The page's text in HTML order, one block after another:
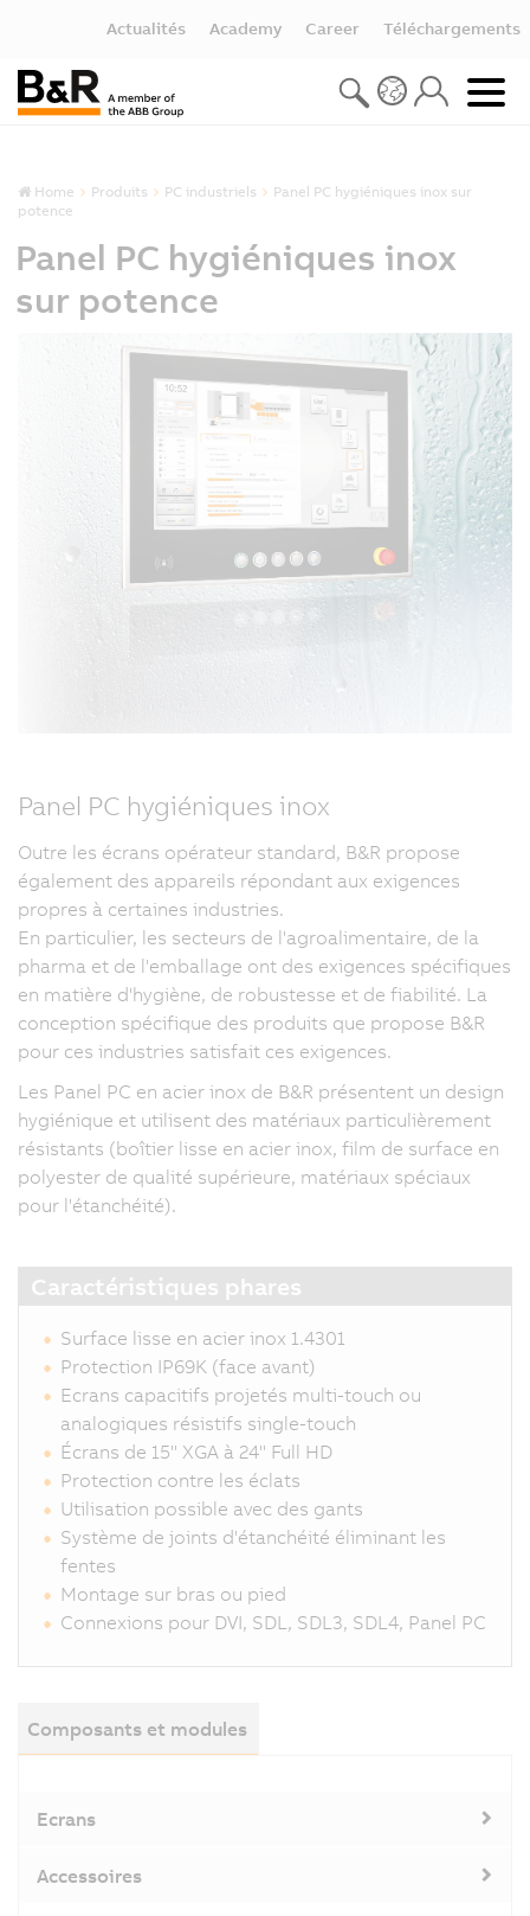
Actualités Academy Career Téléchargements
Home Produits PC industriels
Panel PC hygiéniques inox sur
potence
Panel PC hygiéniques inox
sur potence
Panel PC hygiéniques inox
Outre les écrans opérateur standard, B&R propose
également des appareils répondant aux exigences
propres à certaines industries.
En particulier, les secteurs de l'agroalimentaire, de la
pharma et de l'emballage ont des exigences spécifiques
en matière d'hygiène, de robustesse et de fiabilité. La
conception spécifique des produits que propose B&R
pour ces industries satisfait ces exigences.
Les Panel PC en acier inox de B&R présentent un design
hygiénique et utilisent des matériaux particulièrement
résistants (boîtier lisse en acier inox, film de surface en
polyester de qualité supérieure, matériaux spéciaux
pour l'étanchéité).
Caractéristiques phares
Surface lisse en acier inox 1.4301
Protection IP69K (face avant)
Ecrans capacitifs projetés multi-touch ou
analogiques résistifs single-touch
Écrans de 15" XGA à 24" Full HD
Protection contre les éclats
Utilisation possible avec des gants
Système de joints d'étanchéité éliminant les
fentes
Montage sur bras ou pied
Connexions pour DVI, SDL, SDL3, SDL4, Panel PC
Composants et modules
Ecrans
Accessoires